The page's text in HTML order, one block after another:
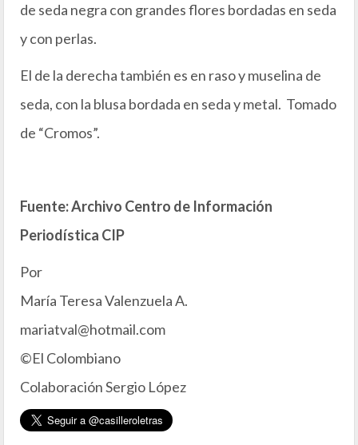
de seda negra con grandes flores bordadas en seda
y con perlas.
El de la derecha también es en raso y muselina de
seda, con la blusa bordada en seda y metal. Tomado
de “Cromos”.
Fuente: Archivo Centro de Información
Periodística CIP
Por
María Teresa Valenzuela A.
mariatval@hotmail.com
©El Colombiano
Colaboración Sergio López